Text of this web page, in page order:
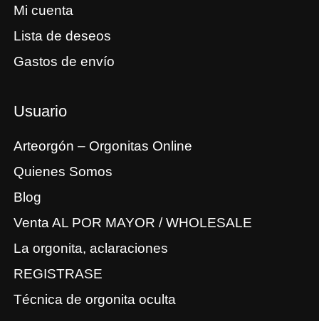
Mi cuenta
Lista de deseos
Gastos de envío
Usuario
Arteorgón – Orgonitas Online
Quienes Somos
Blog
Venta AL POR MAYOR / WHOLESALE
La orgonita, aclaraciones
REGISTRASE
Técnica de orgonita oculta